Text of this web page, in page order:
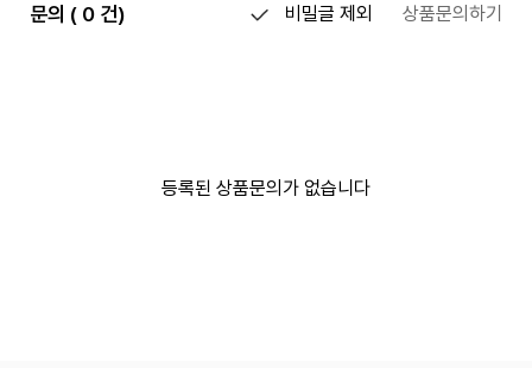
문의 ( 0 건) 비밀글 제외 상품문의하기
등록된 상품문의가 없습니다